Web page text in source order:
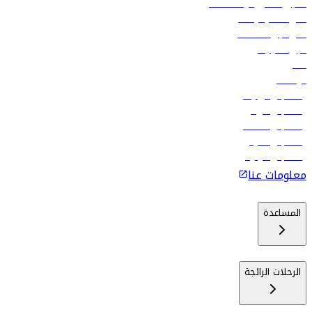
تسجيل الدخول لوكلاء السفر
أدنى أسعار الرحلات
فلاي دبي للعطلات
تأجير السيارات
فنادق
الوظائف
رحلات إلى تبيليسي
رحلات إلى الرياض
رحلات إلى مسقط
رحلات إلى ماليه
رحلات إلى كولومبو
معلومات عنا
المساعدة
الرحلات الرائجة